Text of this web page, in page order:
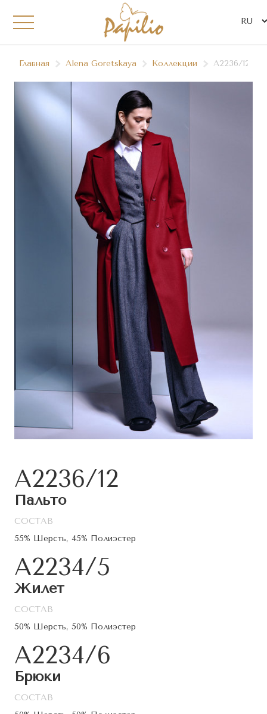
Главная Alena Goretskaya Коллекции А2236/12,
А2236/12
Пальто
СОСТАВ
55% Шерсть, 45% Полиэстер
А2234/5
Жилет
СОСТАВ
50% Шерсть, 50% Полиэстер
А2234/6
Брюки
СОСТАВ